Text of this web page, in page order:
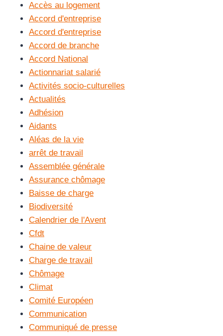
Accès au logement
Accord d'entreprise
Accord d'entreprise
Accord de branche
Accord National
Actionnariat salarié
Activités socio-culturelles
Actualités
Adhésion
Aidants
Aléas de la vie
arrêt de travail
Assemblée générale
Assurance chômage
Baisse de charge
Biodiversité
Calendrier de l'Avent
Cfdt
Chaine de valeur
Charge de travail
Chômage
Climat
Comité Européen
Communication
Communiqué de presse